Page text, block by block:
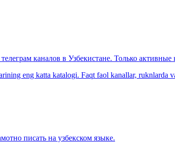
каналов в Узбекистане. Только активные
eng katta katalogi. Faqt faol kanallar, ruknlarda
писать на узбекском языке.